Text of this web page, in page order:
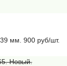
мм. 900 руб/шт.
Новый.